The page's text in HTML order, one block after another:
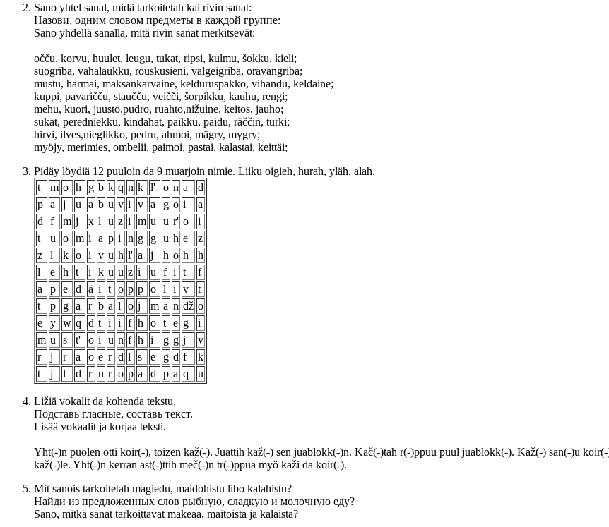
Sano yhtel sanal, midä tarkoitetah kai rivin sanat:
Назови, одним словом предметы в каждой группе:
Sano yhdellä sanalla, mitä rivin sanat merkitsevät:
očču, korvu, huulet, leugu, tukat, ripsi, kulmu, šokku, kieli;
suogriba, vahalaukku, rouskusieni, valgeigriba, oravangriba;
mustu, harmai, maksankarvaine, kelduruspakko, vihandu, keldaine;
kuppi, pavaričču, staučču, veičči, šorpikku, kauhu, rengi;
mehu, kuori, juusto,pudro, ruahto,nižuine, keitos, jauho;
sukat, peredniekku, kindahat, paikku, paidu, räččin, turki;
hirvi, ilves,nieglikko, pedru, ahmoi, mägry, mygry;
myöjy, merimies, ombelii, paimoi, pastai, kalastai, keittäi;
Pidäy löydiä 12 puuloin da 9 muarjoin nimie. Liiku oigieh, hurah, yläh, alah.
t
m о h g b k q n k l' o n a
d
p a j u a b u v i v a g o i
a
d
f m j x l u z i m u u r' o
i
t
u o m i a p i n g g u h e
z
z
l k o i v u h l' a j h o h
h
l
e h t i k u u z i u f i t
f
a
p e d ä i t o p p o l i v
t
t
p g a r b a l o j m a n dž o
e
y w q d t i i f h o t e g
i
m u s t' o i u n f h i g g j
v
r
j r a o e r d l s e g d f
k
t
j l d r n r o p a d p a q u
Ližiä vokalit da kohenda tekstu.
Подставь гласные, составь текст.
Lisää vokaalit ja korjaa teksti.
Yht(-)n puolen otti koir(-), toizen kaž(-). Juattih kaž(-) sen juablokk(-)n. Kač(-)tah r(-)ppuu puul juablokk(-). Kaž(-) san(-)u
kaž(-)le. Yht(-)n kerran ast(-)ttih meč(-)n tr(-)ppua myö kaži da koir(-).
Mit sanois tarkoitetah magiedu, maidohistu libo kalahistu?
Найди из предложенных слов рыбную, сладкую и молочную еду?
Sano, mitkä sanat tarkoittavat makeaa, maitoista ja kalaista?